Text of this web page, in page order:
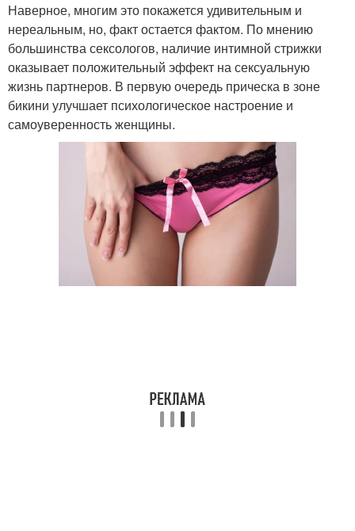
Наверное, многим это покажется удивительным и
нереальным, но, факт остается фактом. По мнению
большинства сексологов, наличие интимной стрижки
оказывает положительный эффект на сексуальную
жизнь партнеров. В первую очередь прическа в зоне
бикини улучшает психологическое настроение и
самоуверенность женщины.